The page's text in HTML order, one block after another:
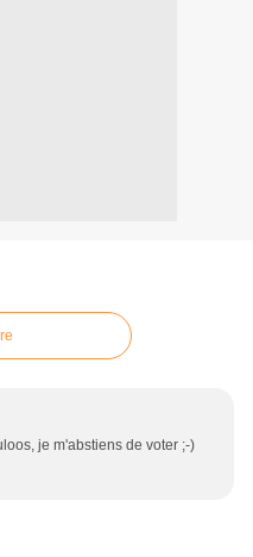
je m'abstiens de voter ;-)